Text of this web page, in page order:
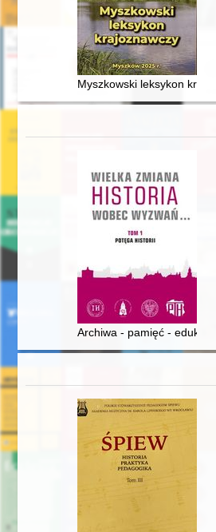
Myszkowski leksykon
Archiwa - pamięć - edukacja